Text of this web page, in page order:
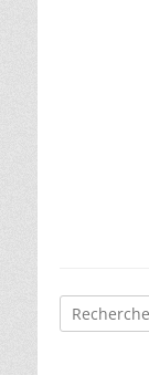
Rechercher :